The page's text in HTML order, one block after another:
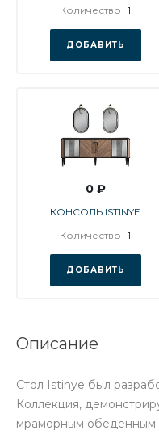
Количество 1
ДОБАВИТЬ
0 ₽
КОНСОЛЬ ISTINYE
Количество 1
ДОБАВИТЬ
Описание
Стол Istinye был
Коллекция,
мраморным обеденным